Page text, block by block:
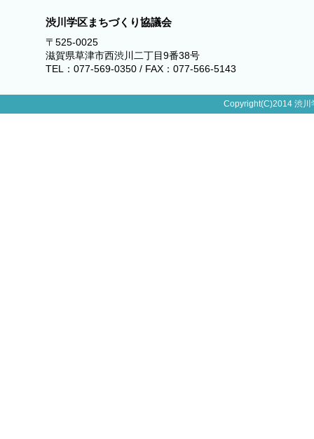
渋川学区まちづくり協議会
〒525-0025
滋賀県草津市西渋川二丁目9番38号
TEL：077-569-0350 / FAX：077-566-5143
Copyright(C)2014 渋川